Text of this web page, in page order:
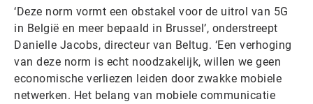
‘Deze norm vormt een obstakel voor de uitrol van 5G
in België en meer bepaald in Brussel’, onderstreept
Danielle Jacobs, directeur van Beltug. ‘Een verhoging
van deze norm is echt noodzakelijk, willen we geen
economische verliezen leiden door zwakke mobiele
netwerken. Het belang van mobiele communicatie